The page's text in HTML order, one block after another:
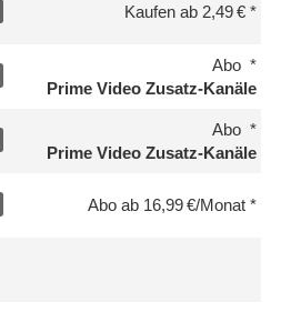
Kaufen ab 2,49 €
Abo
Prime Video Zusatz-Kanäle
Abo
Prime Video Zusatz-Kanäle
Abo ab 16,99 €/Monat